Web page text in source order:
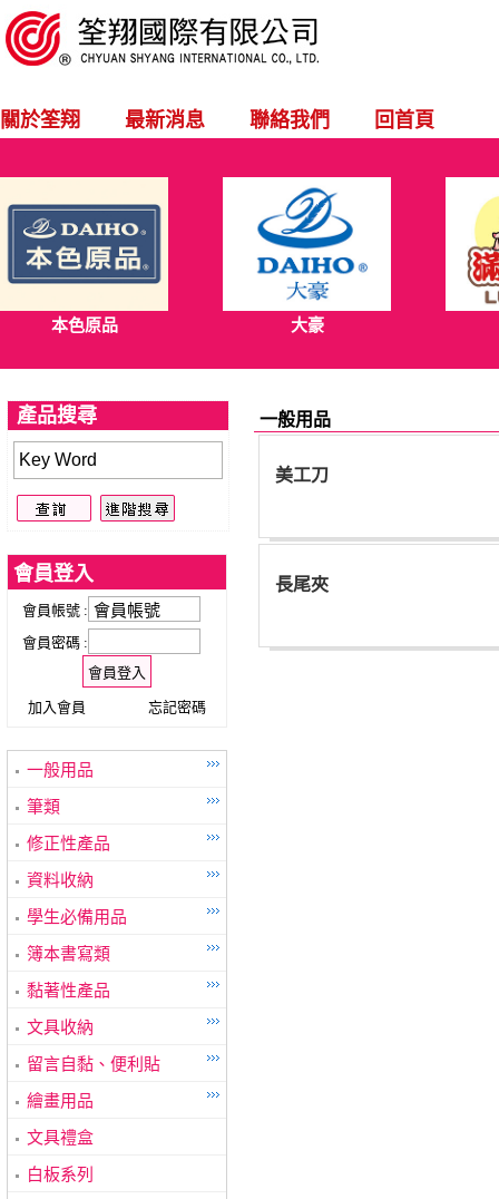
關於筌翔 最新消息 聯絡我們 回首頁
本色原品 大豪
產品搜尋
會員登入
會員帳號 :
會員密碼 :
加入會員 忘記密碼
一般用品
筆類
修正性產品
資料收納
學生必備用品
簿本書寫類
黏著性產品
文具收納
留言自黏、便利貼
繪畫用品
文具禮盒
白板系列
一般用品
美工刀
長尾夾